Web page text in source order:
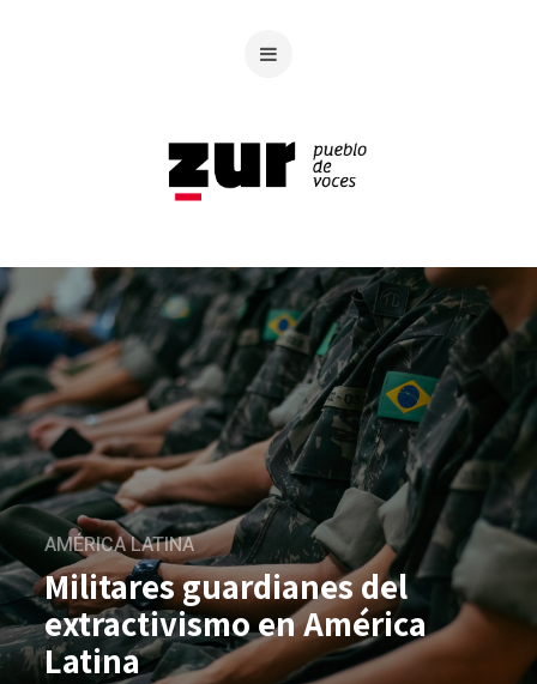
AMÉRICA LATINA
Militares guardianes del
extractivismo en América
Latina